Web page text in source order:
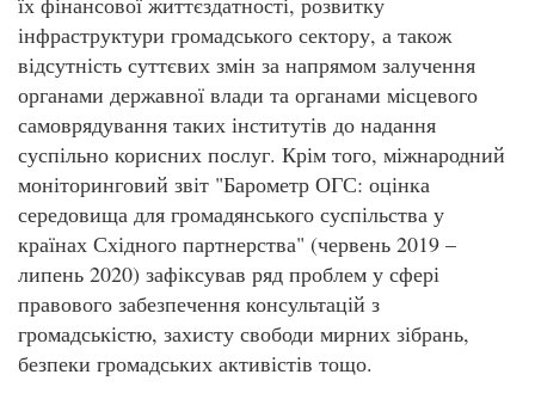
інфраструктури громадського сектору, а також
відсутність суттєвих змін за напрямом залучення
органами державної влади та органами місцевого
самоврядування таких інститутів до надання
суспільно корисних послуг. Крім того, міжнародний
моніторинговий звіт "Барометр ОГС: оцінка
середовища для громадянського суспільства у
країнах Східного партнерства" (червень 2019 –
липень 2020) зафіксував ряд проблем у сфері
правового забезпечення консультацій з
громадськістю, захисту свободи мирних зібрань,
безпеки громадських активістів тощо.